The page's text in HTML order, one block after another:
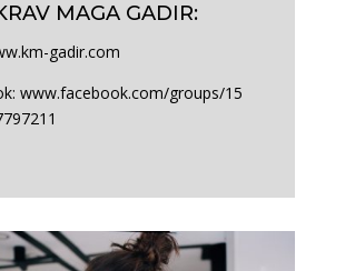
MAGA GADIR:
gadir.com
www.facebook.com/groups/15